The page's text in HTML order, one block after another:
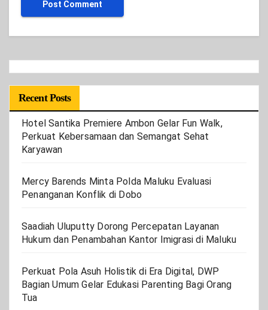
Recent Posts
Hotel Santika Premiere Ambon Gelar Fun Walk,
Perkuat Kebersamaan dan Semangat Sehat
Karyawan
Mercy Barends Minta Polda Maluku Evaluasi
Penanganan Konflik di Dobo
Saadiah Uluputty Dorong Percepatan Layanan
Hukum dan Penambahan Kantor Imigrasi di Maluku
Perkuat Pola Asuh Holistik di Era Digital, DWP
Bagian Umum Gelar Edukasi Parenting Bagi Orang
Tua